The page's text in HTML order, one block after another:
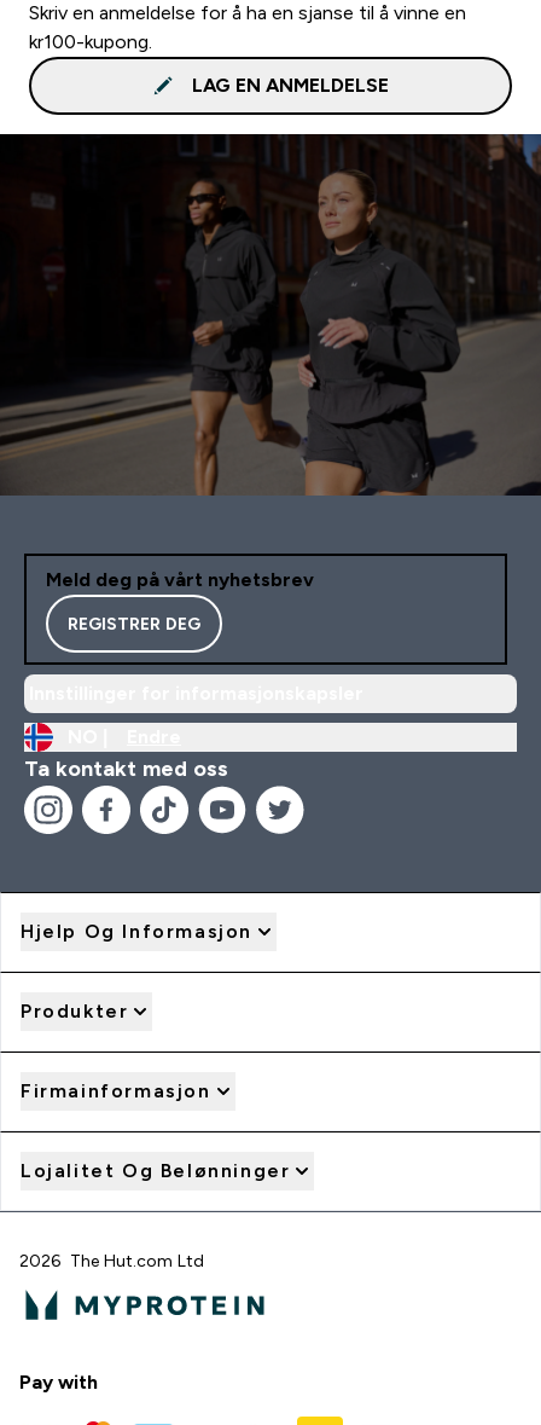
Skriv en anmeldelse for å ha en sjanse til å vinne en
kr100-kupong.
LAG EN ANMELDELSE
Meld deg på vårt nyhetsbrev
REGISTRER DEG
Ta kontakt med oss
Hjelp Og Informasjon
Produkter
Firmainformasjon
Lojalitet Og Belønninger
2026 The Hut.com Ltd
Pay with